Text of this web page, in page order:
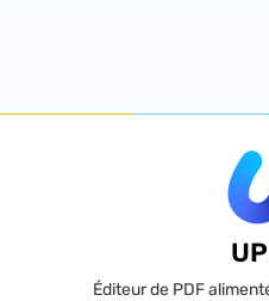
Éditeur de PDF